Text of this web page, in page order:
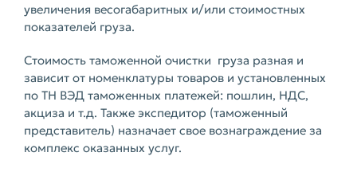
увеличения весогабаритных и/или стоимостных
показателей груза.
Стоимость таможенной очистки груза разная и
зависит от номенклатуры товаров и установленных
по ТН ВЭД таможенных платежей: пошлин, НДС,
акциза и т.д. Также экспедитор (таможенный
представитель) назначает свое вознаграждение за
комплекс оказанных услуг.